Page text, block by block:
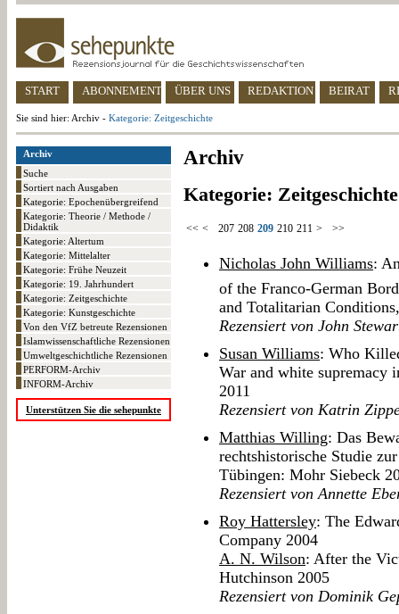
START ABONNEMENT ÜBER UNS REDAKTION BEIRAT
Sie sind hier: Archiv - Kategorie: Zeitgeschichte
Archiv
Suche
Sortiert nach Ausgaben
Kategorie: Epochenübergreifend
Kategorie: Theorie / Methode /
Didaktik
Kategorie: Altertum
Kategorie: Mittelalter
Kategorie: Frühe Neuzeit
Kategorie: 19. Jahrhundert
Kategorie: Zeitgeschichte
Kategorie: Kunstgeschichte
Von den VfZ betreute Rezensionen
Islamwissenschaftliche Rezensionen
Umweltgeschichtliche Rezensionen
PERFORM-Archiv
INFORM-Archiv
Unterstützen Sie die sehepunkte
Archiv
Kategorie: Zeitgeschichte
<< < 207 208 209 210 211 > >>
Nicholas John Williams:
of the Franco-German
and Totalitarian
Rezensiert von John
Susan Williams: Who
War and white supremacy
2011
Rezensiert von Katrin
Matthias Willing: Das
rechtshistorische Studie
Tübingen: Mohr Siebeck
Rezensiert von Annette
Roy Hattersley: The
Company 2004
A. N. Wilson: After the
Hutchinson 2005
Rezensiert von Dominik